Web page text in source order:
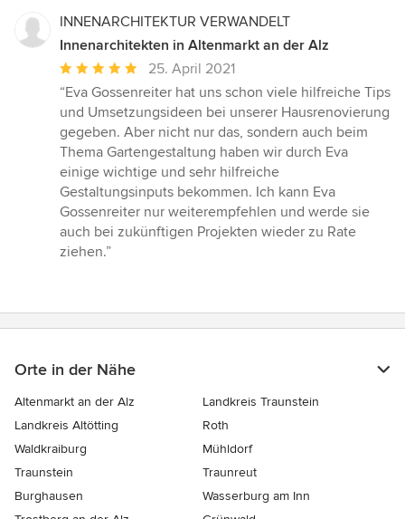
INNENARCHITEKTUR VERWANDELT
Innenarchitekten in Altenmarkt an der Alz
Durchschnittliche
Bewertung:
5
von
5
Sternen
25. April 2021
“Eva Gossenreiter hat uns schon viele hilfreiche Tips
und Umsetzungsideen bei unserer Hausrenovierung
gegeben. Aber nicht nur das, sondern auch beim
Thema Gartengestaltung haben wir durch Eva
einige wichtige und sehr hilfreiche
Gestaltungsinputs bekommen. Ich kann Eva
Gossenreiter nur weiterempfehlen und werde sie
auch bei zukünftigen Projekten wieder zu Rate
ziehen.”
Orte in der Nähe
Altenmarkt an der Alz
Landkreis Traunstein
Landkreis Altötting
Roth
Waldkraiburg
Mühldorf
Traunstein
Traunreut
Burghausen
Wasserburg am Inn